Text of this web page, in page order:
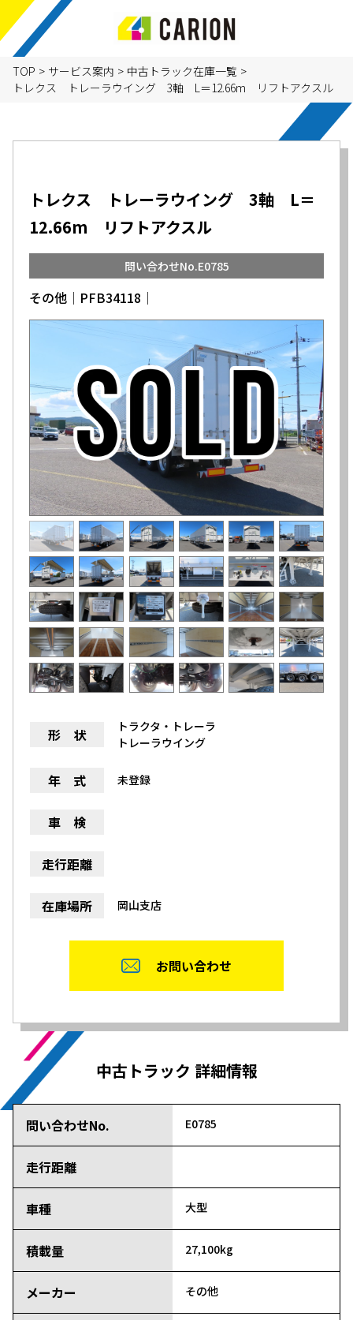
TOP > サービス案内 > 中古トラック在庫一覧 >
トレクス トレーラウイング 3軸 L＝12.66m リフトアクスル
トレクス トレーラウイング 3軸 L＝
12.66m リフトアクスル
問い合わせNo.E0785
その他│PFB34118│
形 状
トラクタ・トレーラ
トレーラウイング
年 式 未登録
車 検
走行距離
在庫場所 岡山支店
お問い合わせ
中古トラック 詳細情報
問い合わせNo. E0785
走行距離
車種 大型
積載量 27,100kg
メーカー その他